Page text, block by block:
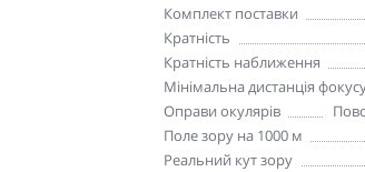
Комплект поставки
Кратність
Кратність наближення
Мінімальна дистанція
Оправи окулярів
Поле зору на 1000 м
Реальний кут зору